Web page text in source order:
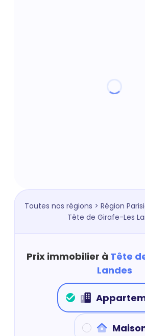
Toutes nos régions > Région
Tête de Girafe-Les
Prix immobilier à Tête
Landes